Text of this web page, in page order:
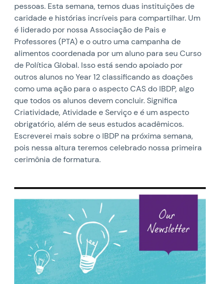
pessoas. Esta semana, temos duas instituições de
caridade e histórias incríveis para compartilhar. Um
é liderado por nossa Associação de Pais e
Professores (PTA) e o outro uma campanha de
alimentos coordenada por um aluno para seu Curso
de Política Global. Isso está sendo apoiado por
outros alunos no Year 12 classificando as doações
como uma ação para o aspecto CAS do IBDP, algo
que todos os alunos devem concluir. Significa
Criatividade, Atividade e Serviço e é um aspecto
obrigatório, além de seus estudos acadêmicos.
Escreverei mais sobre o IBDP na próxima semana,
pois nessa altura teremos celebrado nossa primeira
cerimônia de formatura.
News image